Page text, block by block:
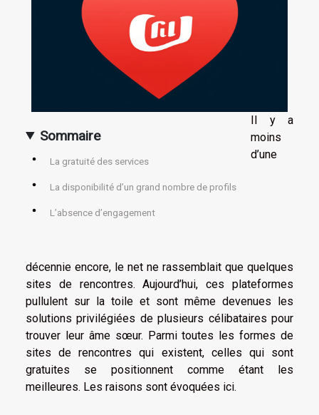
Sommaire
La gratuité des services
La disponibilité d’un grand nombre de profils
L’absence d’engagement
Il y a
moins
d’une
décennie encore, le net ne rassemblait que quelques
sites de rencontres. Aujourd’hui, ces plateformes
pullulent sur la toile et sont même devenues les
solutions privilégiées de plusieurs célibataires pour
trouver leur âme sœur. Parmi toutes les formes de
sites de rencontres qui existent, celles qui sont
gratuites se positionnent comme étant les
meilleures. Les raisons sont évoquées ici.